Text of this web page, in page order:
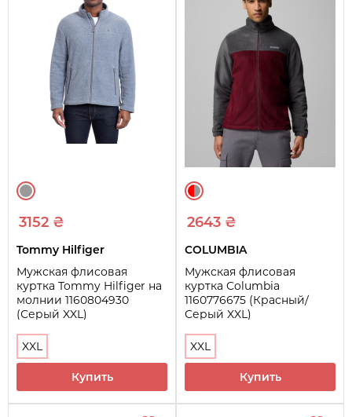
3152 ₴
Tommy Hilfiger
Мужская флисовая
куртка Tommy Hilfiger на
молнии 1160804930
(Серый XXL)
XXL
Купить
2643 ₴
COLUMBIA
Мужская флисовая
куртка Columbia
1160776675 (Красный/
Серый XXL)
XXL
Купить